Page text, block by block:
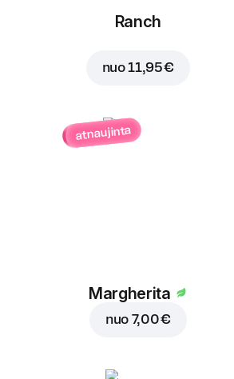
Ranch
nuo11,95 €
atnaujinta
Margherita
nuo 7,00 €